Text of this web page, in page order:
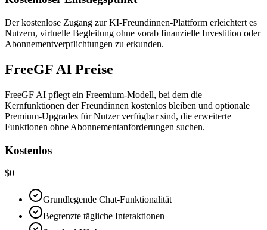
Der kostenlose Zugang zur KI-Freundinnen-Plattform erleichtert es
Nutzern, virtuelle Begleitung ohne vorab finanzielle Investition oder
Abonnementverpflichtungen zu erkunden.
FreeGF AI Preise
FreeGF AI pflegt ein Freemium-Modell, bei dem die
Kernfunktionen der Freundinnen kostenlos bleiben und optionale
Premium-Upgrades für Nutzer verfügbar sind, die erweiterte
Funktionen ohne Abonnementanforderungen suchen.
Kostenlos
$0
Grundlegende Chat-Funktionalität
Begrenzte tägliche Interaktionen